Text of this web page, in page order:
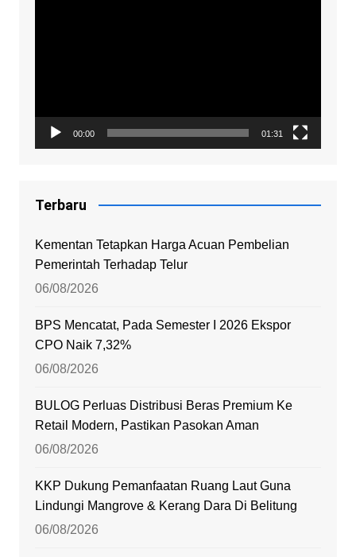
00:00 01:31
Terbaru
Kementan Tetapkan Harga Acuan Pembelian
Pemerintah Terhadap Telur
06/08/2026
BPS Mencatat, Pada Semester I 2026 Ekspor
CPO Naik 7,32%
06/08/2026
BULOG Perluas Distribusi Beras Premium Ke
Retail Modern, Pastikan Pasokan Aman
06/08/2026
KKP Dukung Pemanfaatan Ruang Laut Guna
Lindungi Mangrove & Kerang Dara Di Belitung
06/08/2026